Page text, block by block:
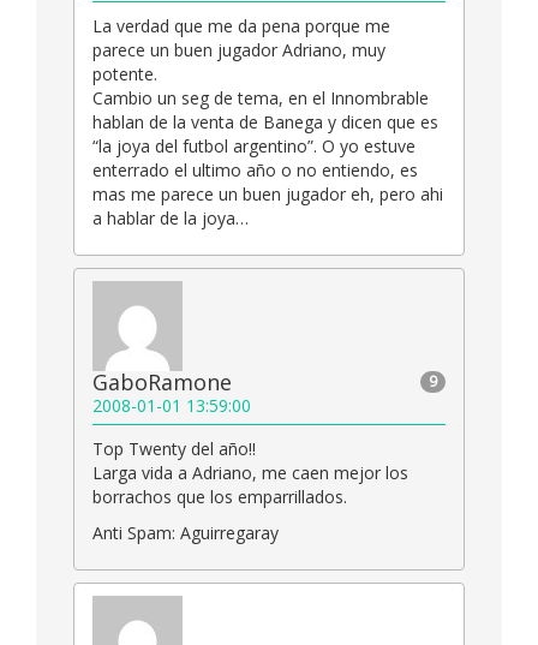
La verdad que me da pena porque me
parece un buen jugador Adriano, muy
potente.
Cambio un seg de tema, en el Innombrable
hablan de la venta de Banega y dicen que es
“la joya del futbol argentino”. O yo estuve
enterrado el ultimo año o no entiendo, es
mas me parece un buen jugador eh, pero ahi
a hablar de la joya…
9
GaboRamone
2008-01-01 13:59:00
Top Twenty del año!!
Larga vida a Adriano, me caen mejor los
borrachos que los emparrillados.
Anti Spam: Aguirregaray